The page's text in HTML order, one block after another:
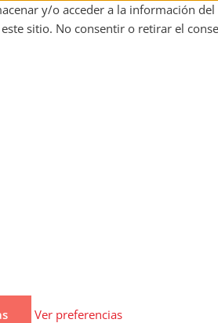
y/o acceder a la información
sitio. No consentir o retirar el
Ver preferencias